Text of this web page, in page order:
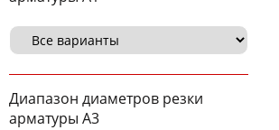
Диапазон диаметров резки
арматуры А3